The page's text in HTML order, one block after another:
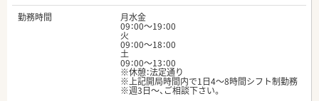
勤務時間
月水金
09：00～19：00
火
09：00～18：00
土
09：00～13：00
※休憩：法定通り
※上記開局時間内で1日4～8時間シフト制勤務
※週3日～、ご相談下さい。